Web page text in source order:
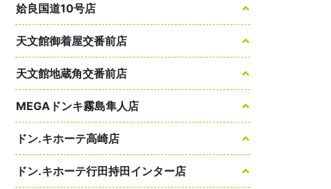
姶良国道10号店
天文館御着屋交番前店
天文館地蔵角交番前店
MEGAドンキ霧島隼人店
ドン.キホーテ高崎店
ドン.キホーテ行田持田インター店